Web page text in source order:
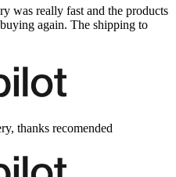
was really fast and the products
again. The shipping to
thanks recomended